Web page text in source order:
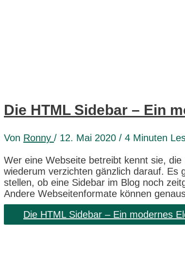
Die HTML Sidebar – Ein
Von Ronny / 12. Mai 2020 / 4 Minuten
Wer eine Webseite betreibt kennt sie,
wiederum verzichten gänzlich darauf. Es
stellen, ob eine Sidebar im Blog noch
Andere Webseitenformate können
Die HTML Sidebar – Ein modernes